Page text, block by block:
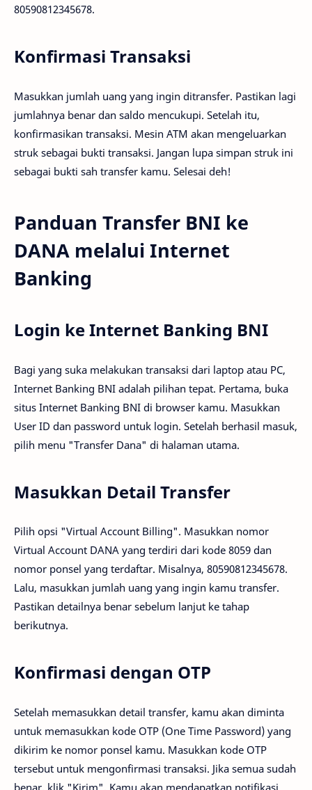
80590812345678.
Konfirmasi Transaksi
Masukkan jumlah uang yang ingin ditransfer. Pastikan lagi
jumlahnya benar dan saldo mencukupi. Setelah itu,
konfirmasikan transaksi. Mesin ATM akan mengeluarkan
struk sebagai bukti transaksi. Jangan lupa simpan struk ini
sebagai bukti sah transfer kamu. Selesai deh!
Panduan Transfer BNI ke
DANA melalui Internet
Banking
Login ke Internet Banking BNI
Bagi yang suka melakukan transaksi dari laptop atau PC,
Internet Banking BNI adalah pilihan tepat. Pertama, buka
situs Internet Banking BNI di browser kamu. Masukkan
User ID dan password untuk login. Setelah berhasil masuk,
pilih menu "Transfer Dana" di halaman utama.
Masukkan Detail Transfer
Pilih opsi "Virtual Account Billing". Masukkan nomor
Virtual Account DANA yang terdiri dari kode 8059 dan
nomor ponsel yang terdaftar. Misalnya, 80590812345678.
Lalu, masukkan jumlah uang yang ingin kamu transfer.
Pastikan detailnya benar sebelum lanjut ke tahap
berikutnya.
Konfirmasi dengan OTP
Setelah memasukkan detail transfer, kamu akan diminta
untuk memasukkan kode OTP (One Time Password) yang
dikirim ke nomor ponsel kamu. Masukkan kode OTP
tersebut untuk mengonfirmasi transaksi. Jika semua sudah
benar, klik "Kirim". Kamu akan mendapatkan notifikasi